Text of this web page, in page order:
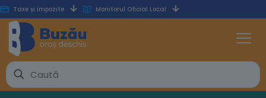
Taxe și impozite Monitorul Oficial Local